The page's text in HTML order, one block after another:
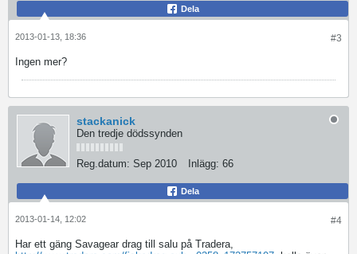
Dela
#3
2013-01-13, 18:36
Ingen mer?
stackanick
Den tredje dödssynden
Reg.datum: Sep 2010 Inlägg: 66
Dela
#4
2013-01-14, 12:02
Har ett gäng Savagear drag till salu på Tradera,